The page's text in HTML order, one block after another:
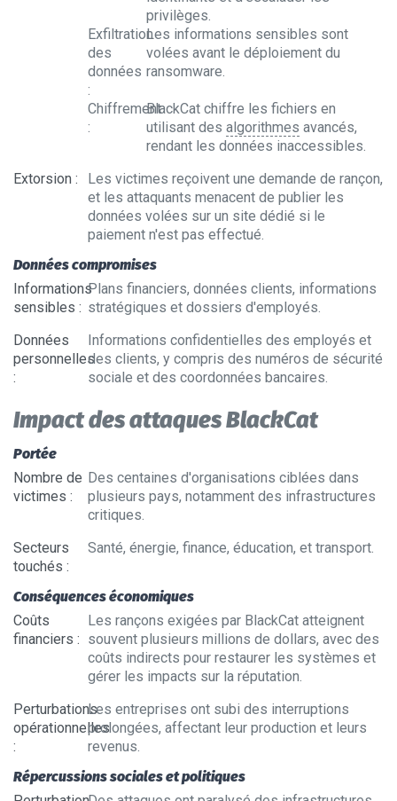
privilèges.
Exfiltration
des
données
:
Les informations sensibles sont
volées avant le déploiement du
ransomware.
Chiffrement
:
BlackCat chiffre les fichiers en
utilisant desalgorithmes avancés,
rendant les données inaccessibles.
Extorsion :
Les victimes reçoivent une demande de rançon,
et les attaquants menacent de publier les
données volées sur un site dédié si le
paiement n'est pas effectué.
Données compromises
Informations
sensibles :
Plans financiers, données clients, informations
stratégiques et dossiers d'employés.
Données
personnelles
:
Informations confidentielles des employés et
des clients, y compris des numéros de sécurité
sociale et des coordonnées bancaires.
Impact des attaques BlackCat
Portée
Nombre de
victimes :
Des centaines d'organisations ciblées dans
plusieurs pays, notamment des infrastructures
critiques.
Secteurs
touchés :
Santé, énergie, finance, éducation, et transport.
Conséquences économiques
Coûts
financiers :
Les rançons exigées par BlackCat atteignent
souvent plusieurs millions de dollars, avec des
coûts indirects pour restaurer les systèmes et
gérer les impacts sur la réputation.
Perturbations
opérationnelles
:
Les entreprises ont subi des interruptions
prolongées, affectant leur production et leurs
revenus.
Répercussions sociales et politiques